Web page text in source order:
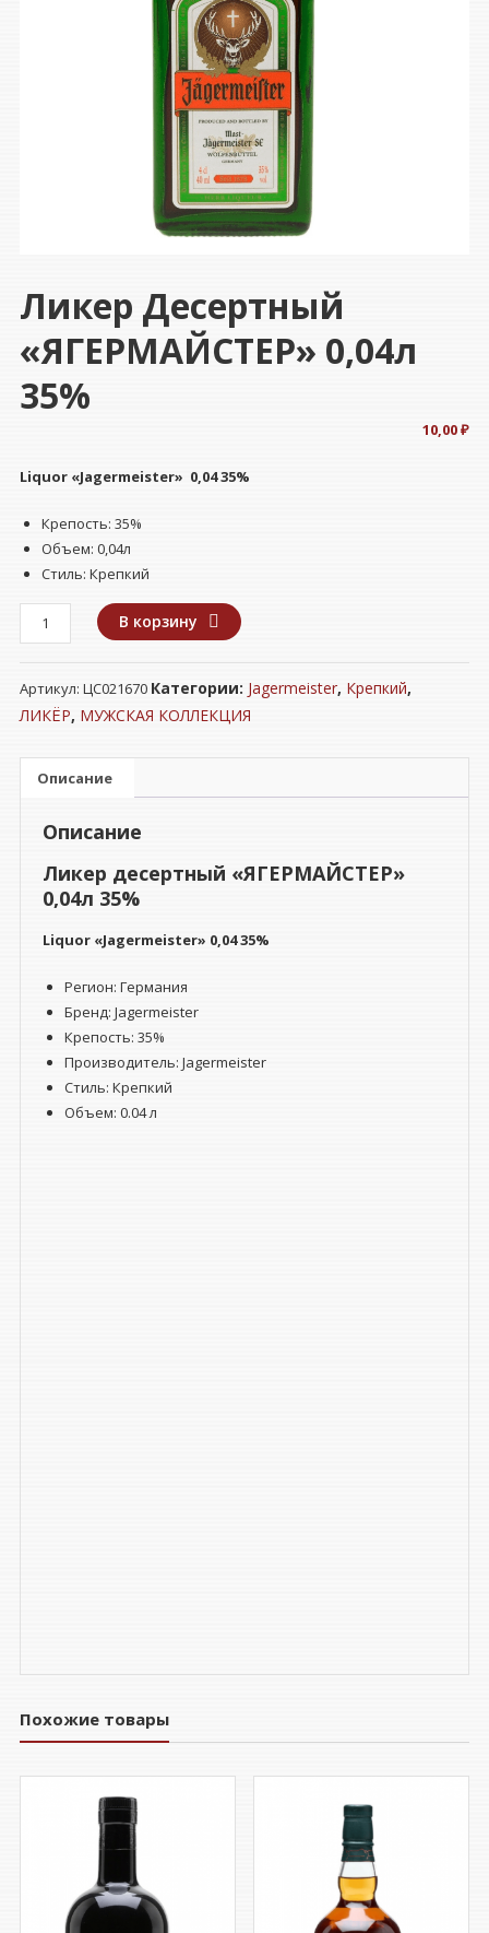
Ликер Десертный
«ЯГЕРМАЙСТЕР» 0,04л
35%
10,00₽
Liquor «Jagermeister» 0,04 35%
Крепость: 35%
Объем: 0,04л
Стиль: Крепкий
Количество
товара
Ликер
десертный
"ЯГЕРМАЙСТЕР"
35%
В корзину
Артикул: ЦС021670 Категории: Jagermeister, Крепкий,
ЛИКЁР, МУЖСКАЯ КОЛЛЕКЦИЯ
Описание
Описание
Ликер десертный «ЯГЕРМАЙСТЕР»
0,04л 35%
Liquor «Jagermeister» 0,04 35%
Регион: Германия
Бренд: Jagermeister
Крепость: 35%
Производитель: Jagermeister
Стиль: Крепкий
Объем: 0.04 л
Похожие товары